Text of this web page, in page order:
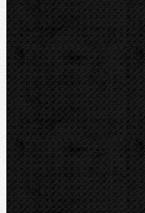
Řezáky a kolečka
Odhrotovače, kalibry
Úkosovače
Hasáky, kleště, klíče